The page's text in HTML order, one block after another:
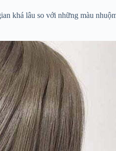
khá lâu so với những màu